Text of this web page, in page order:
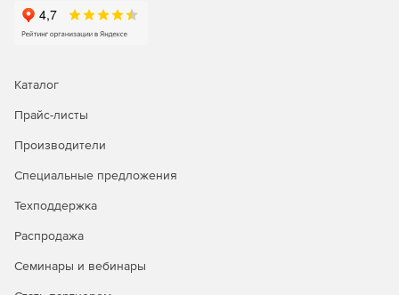
Дистанционное управление одним или несколькими
100% веб-интерфейс с поддержкой нескольких
удаленных офисах.
новее.
Каталог
Прайс-листы
Производители
Специальные предложения
Техподдержка
Распродажа
Семинары и вебинары